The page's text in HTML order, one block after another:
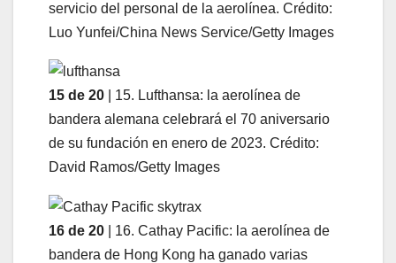
servicio del personal de la aerolínea. Crédito:
Luo Yunfei/China News Service/Getty Images
15 de 20 | 15. Lufthansa: la aerolínea de
bandera alemana celebrará el 70 aniversario
de su fundación en enero de 2023. Crédito:
David Ramos/Getty Images
16 de 20 | 16. Cathay Pacific: la aerolínea de
bandera de Hong Kong ha ganado varias